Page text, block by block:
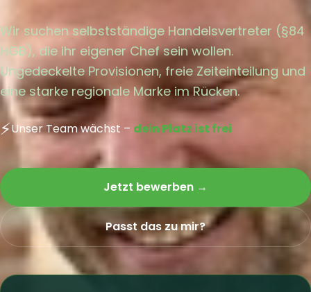
Wir suchen selbstständige Handelsvertreter (§84
HGB), die ihr eigener Chef sein wollen.
Ungedeckelte Provisionen, freie Zeiteinteilung und
eine starke regionale Marke im Rücken.
⚡Unser Team wächst – dein Platz ist frei
Jetzt bewerben →
Passt das zu mir?